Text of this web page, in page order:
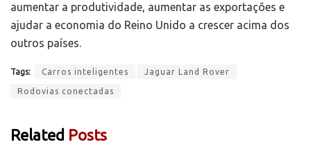
aumentar a produtividade, aumentar as exportações e
ajudar a economia do Reino Unido a crescer acima dos
outros países.
Tags: Carros inteligentes Jaguar Land Rover
Rodovias conectadas
Related Posts